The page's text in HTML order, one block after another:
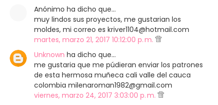
Anónimo ha dicho que…
muy lindos sus proyectos, me gustarian los
moldes, mi correo es kriver1104@hotmail.com
martes, marzo 21, 2017 10:12:00 p. m.
Unknown ha dicho que…
me gustaria que me púdieran enviar los patrones
de esta hermosa muñeca cali valle del cauca
colombia milenaroman1982@gmail.com
viernes, marzo 24, 2017 3:03:00 p. m.